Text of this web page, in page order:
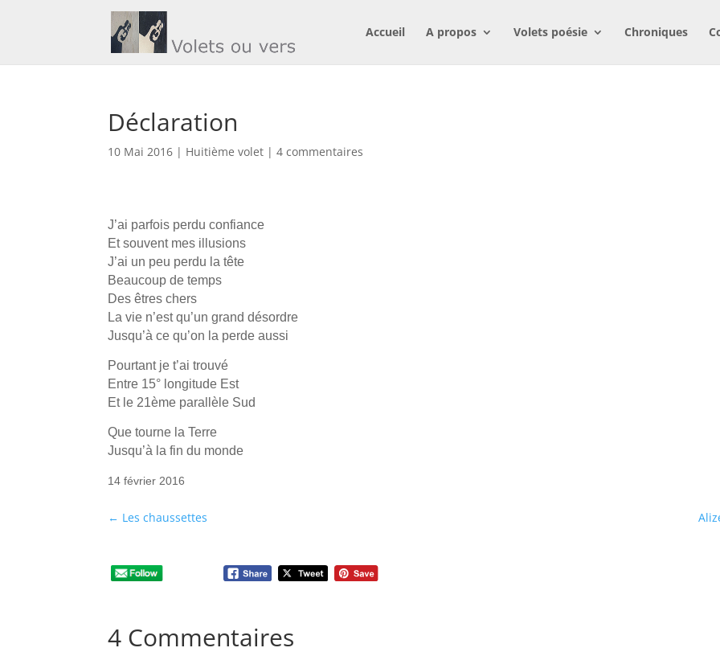
Accueil A propos Volets poésie Chroniques
Déclaration
10 Mai 2016 | Huitième volet |4 commentaires
J’ai parfois perdu confiance
Et souvent mes illusions
J’ai un peu perdu la tête
Beaucoup de temps
Des êtres chers
La vie n’est qu’un grand désordre
Jusqu’à ce qu’on la perde aussi
Pourtant je t’ai trouvé
Entre 15° longitude Est
Et le 21ème parallèle Sud
Que tourne la Terre
Jusqu’à la fin du monde
14 février 2016
← Les chaussettes
4 Commentaires